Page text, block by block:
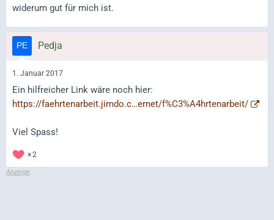
widerum gut für mich ist.
Pedja
1. Januar 2017
Ein hilfreicher Link wäre noch hier:
https://faehrtenarbeit.jimdo.c…ernet/f%C3%A4hrtenarbeit/
Viel Spass!
2